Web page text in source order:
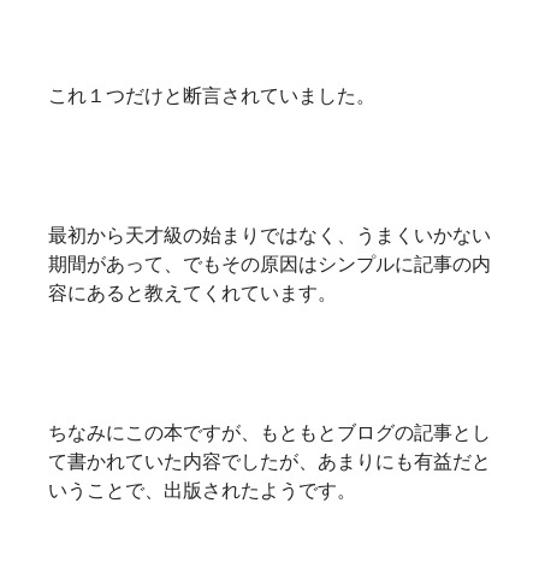
これ１つだけと断言されていました。
最初から天才級の始まりではなく、うまくいかない
期間があって、でもその原因はシンプルに記事の内
容にあると教えてくれています。
ちなみにこの本ですが、もともとブログの記事とし
て書かれていた内容でしたが、あまりにも有益だと
いうことで、出版されたようです。